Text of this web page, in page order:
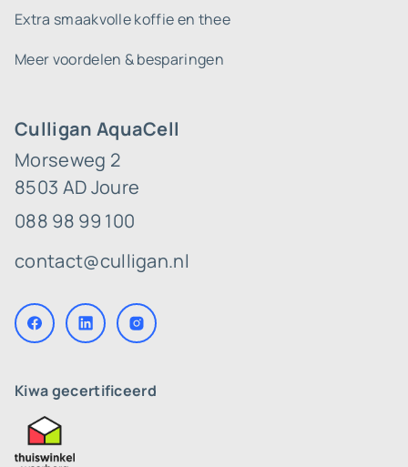
Culligan AquaCell
Morseweg 2
8503 AD Joure
088 98 99 100
contact@culligan.nl
Kiwa gecertificeerd
Extra smaakvolle koffie en thee
Meer voordelen & besparingen